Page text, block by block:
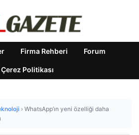
Firma Rehberi Forum
Çerez Politikası
› WhatsApp’ın yeni özelliği daha